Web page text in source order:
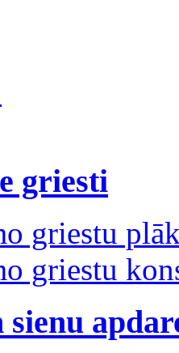
griesti
griestu
griestu